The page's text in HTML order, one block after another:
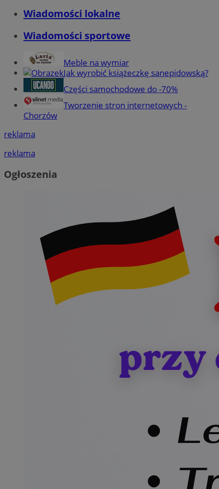
Wiadomości lokalne
Wiadomości sportowe
Meble na wymiar
Jak wyrobić książeczkę sanepidowską?
Części samochodowe do -70%
Tworzenie stron internetowych -
Chorzów
reklama
reklama
Ogłoszenia